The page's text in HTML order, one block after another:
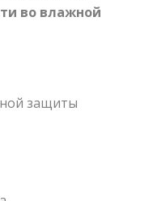
во влажной
защиты